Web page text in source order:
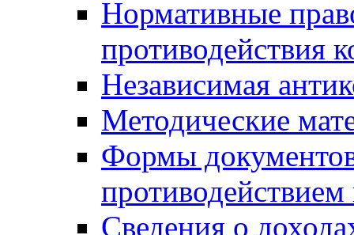
Нормативные
противодействия
Независимая
Методические
Формы
Сведения о